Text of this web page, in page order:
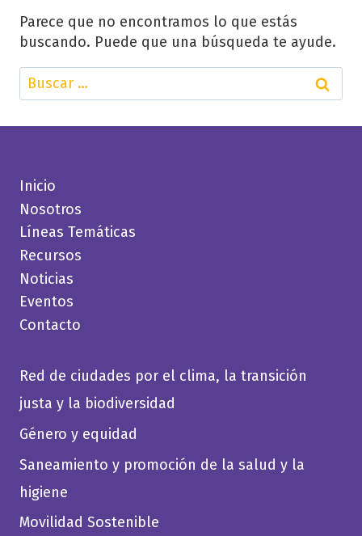
Parece que no encontramos lo que estás
buscando. Puede que una búsqueda te ayude.
Buscar:
Inicio
Nosotros
Líneas Temáticas
Recursos
Noticias
Eventos
Contacto
Red de ciudades por el clima, la transición
justa y la biodiversidad
Género y equidad
Saneamiento y promoción de la salud y la
higiene
Movilidad Sostenible